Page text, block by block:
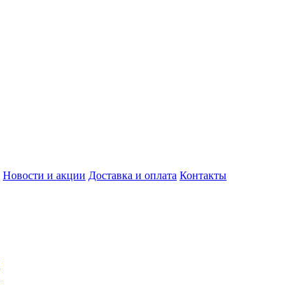
Новости и акции Доставка и оплата Контакты